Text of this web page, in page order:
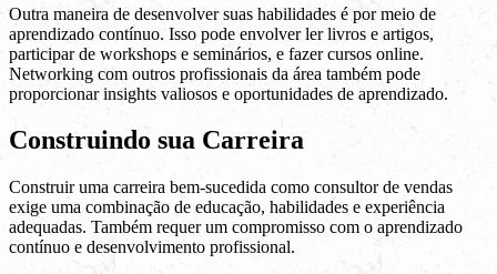
Outra maneira de desenvolver suas habilidades é por meio de
aprendizado contínuo. Isso pode envolver ler livros e artigos,
participar de workshops e seminários, e fazer cursos online.
Networking com outros profissionais da área também pode
proporcionar insights valiosos e oportunidades de aprendizado.
Construindo sua Carreira
Construir uma carreira bem-sucedida como consultor de vendas
exige uma combinação de educação, habilidades e experiência
adequadas. Também requer um compromisso com o aprendizado
contínuo e desenvolvimento profissional.